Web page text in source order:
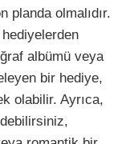
planda olmalıdır.
albümü veya
bir hediye,
olabilir. Ayrıca,